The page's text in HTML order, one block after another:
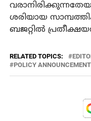
ശരിയായ
ബജറ്റില്‍
RELATED TOPICS:
POLICY